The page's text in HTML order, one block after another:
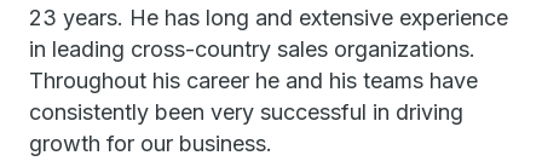
23 years. He has long and extensive experience
in leading cross-country sales organizations.
Throughout his career he and his teams have
consistently been very successful in driving
growth for our business.